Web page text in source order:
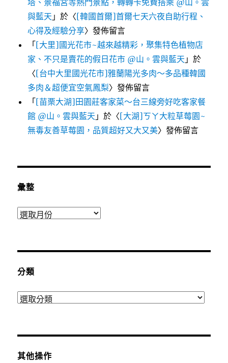
與藍天 」於〈[韓國首爾]首爾七天六夜自助行程、
心得及經驗分享〉發佈留言
「[大里]國光花市~越來越精彩，聚集特色植物店
家、不只是賣花的假日花市 @山。雲與藍天 」於
〈[台中大里國光花市]雅蘭陽光多肉～多品種韓國
多肉＆超便宜空氣鳳梨〉發佈留言
「[苗栗大湖]田園莊客家菜～台三線旁好吃客家餐
館 @山。雲與藍天 」於〈[大湖]ㄎㄚ大粒草莓園~
無毒友善草莓園，品質超好又大又美〉發佈留言
彙整
彙
分類
分
其他操作